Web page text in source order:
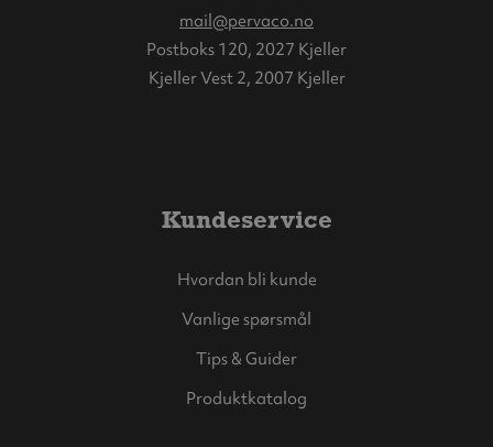
mail@pervaco.no
Postboks 120, 2027 Kjeller
Kjeller Vest 2, 2007 Kjeller
Kundeservice
Hvordan bli kunde
Vanlige spørsmål
Tips & Guider
Produktkatalog